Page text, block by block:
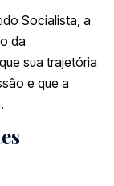
Socialista , a
da
sua trajetória
e que a